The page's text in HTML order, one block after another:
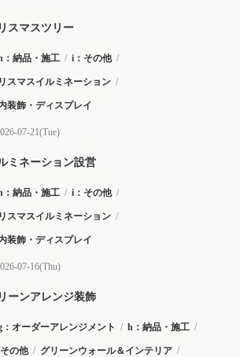
スマスツリー
：納品・施工 / i：その他 /
スマスイルミネーション /
装飾・ディスプレイ
07-21(Tue)
ミネーション設営
：納品・施工 / i：その他 /
スマスイルミネーション /
装飾・ディスプレイ
07-16(Thu)
ーンアレンジ装飾
：オーダーアレンジメント / h：納品・施工 /
の他 / グリーンウォール＆インテリア /